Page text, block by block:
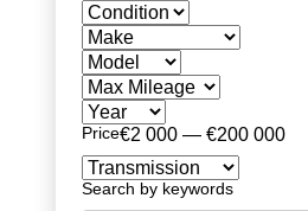
Price€2 000 — €200 000
Search by keywords